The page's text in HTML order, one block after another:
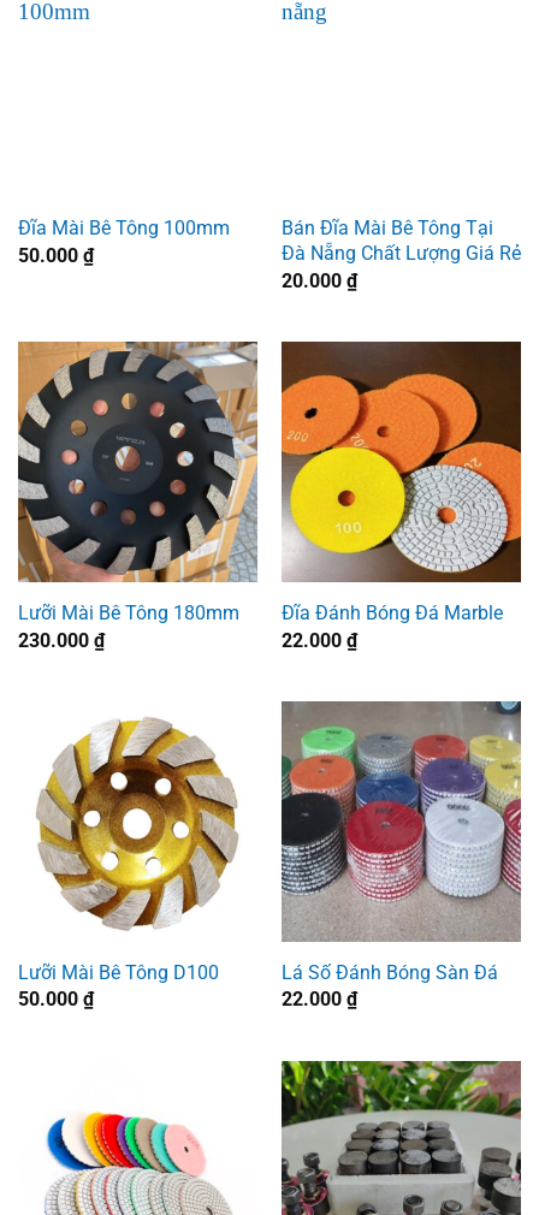
Đĩa Mài Bê Tông 100mm
50.000 ₫
Bán Đĩa Mài Bê Tông Tại
Đà Nẵng Chất Lượng Giá Rẻ
20.000 ₫
Lưỡi Mài Bê Tông 180mm
230.000 ₫
Đĩa Đánh Bóng Đá Marble
22.000 ₫
Lưỡi Mài Bê Tông D100
50.000 ₫
Lá Số Đánh Bóng Sàn Đá
22.000 ₫